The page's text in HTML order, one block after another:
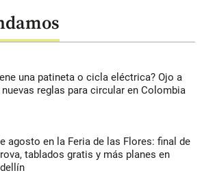
una patineta o cicla eléctrica? Ojo a
nuevas reglas para circular en Colombia
agosto en la Feria de las Flores: final de
tablados gratis y más planes en